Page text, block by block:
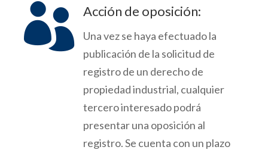
 Acción de oposición:
Una vez se haya efectuado la
publicación de la solicitud de
registro de un derecho de
propiedad industrial, cualquier
tercero interesado podrá
presentar una oposición al
registro. Se cuenta con un plazo